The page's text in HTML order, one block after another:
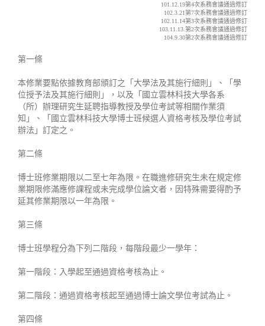
101.12.19第4次系務會議通過修訂
102.3.21第7次系務會議通過修訂
102.11.14第3次系務會議通過修訂
103.11.13.第2次系務會議通過修訂
104.9.30第2次系務會議通過修訂
第一條
本修業要點依據教育部頒訂之「大學法及其施行細則」、「學
位授予法及其施行細則」，以及「國立雲林科技大學各系
（所）辦理研究生延聘指導教授及學位考試等相關作業須
知」、「國立雲林科技大學博士班候選人資格考核及學位考試
辦法」訂定之。
第二條
博士班修業期限以二至七年為限。在職進修研究生未在規定修
業期限修滿應修課程或未完成學位論文者，因特殊需要得酌予
延其修業期限以一年為限。
第三條
博士班學程分為下列二階段，每階段最少一學年：
第一階段：入學起至通過資格考核為止。
第二階段：通過資格考核起至通過博士論文學位考試為止。
第四條